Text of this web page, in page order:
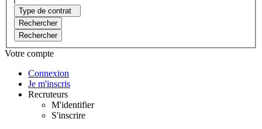
Type de contrat
Rechercher
Rechercher
Votre compte
Connexion
Je m'inscris
Recruteurs
M'identifier
S'inscrire